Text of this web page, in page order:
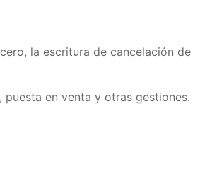
la escritura de cancelación de
en venta y otras gestiones.